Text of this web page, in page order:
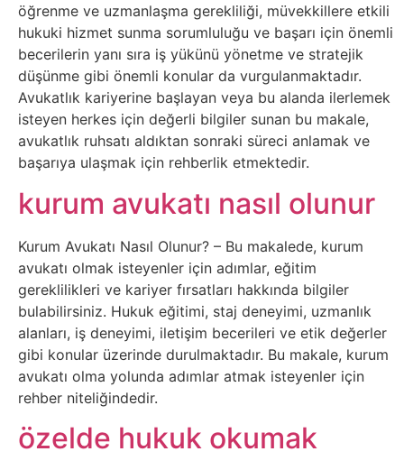
Genel
Gezi
Gizem
Grafik
&
Güvenlik
Haber
Hayvanlar
Hobi
öğrenme ve uzmanlaşma gerekliliği, müvekkillere etkili
hukuki hizmet sunma sorumluluğu ve başarı için önemli
becerilerin yanı sıra iş yükünü yönetme ve stratejik
düşünme gibi önemli konular da vurgulanmaktadır.
Avukatlık kariyerine başlayan veya bu alanda ilerlemek
isteyen herkes için değerli bilgiler sunan bu makale,
avukatlık ruhsatı aldıktan sonraki süreci anlamak ve
başarıya ulaşmak için rehberlik etmektedir.
kurum avukatı nasıl olunur
Kurum Avukatı Nasıl Olunur? – Bu makalede, kurum
avukatı olmak isteyenler için adımlar, eğitim
gereklilikleri ve kariyer fırsatları hakkında bilgiler
bulabilirsiniz. Hukuk eğitimi, staj deneyimi, uzmanlık
alanları, iş deneyimi, iletişim becerileri ve etik değerler
gibi konular üzerinde durulmaktadır. Bu makale, kurum
avukatı olma yolunda adımlar atmak isteyenler için
rehber niteliğindedir.
özelde hukuk okumak